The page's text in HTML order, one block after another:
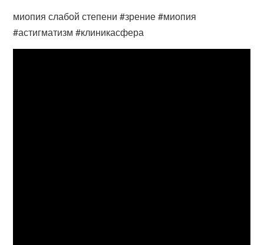
миопия слабой степени #зрение #миопия
#астигматизм #клиникасфера